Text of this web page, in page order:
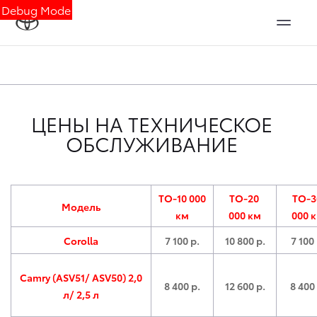
Debug Mode
ЦЕНЫ НА ТЕХНИЧЕСКОЕ
ОБСЛУЖИВАНИЕ
Модель
ТО-10 000
км
ТО-20
000 км
ТО-
000
Corolla
7 100 р. 10 800 р. 7 100
Camry (ASV51/ ASV50) 2,0
л/ 2,5 л
8 400 р. 12 600 р. 8